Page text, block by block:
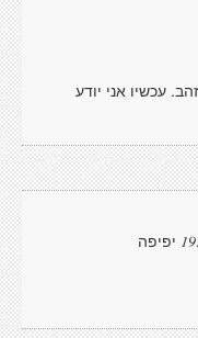
עכשיו אני יודע
יפיפה